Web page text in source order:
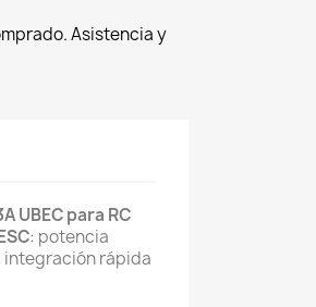
Asistencia y
UBEC para RC
: potencia
integración rápida